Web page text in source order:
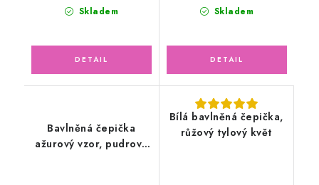
Skladem Skladem
Bavlněná čepička
ažurový vzor, pudrově
Bílá bavlněná čepička,
růžový tylový květ